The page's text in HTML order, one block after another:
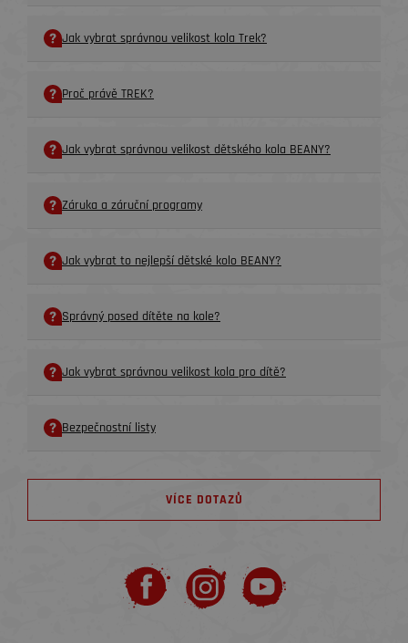
Jak vybrat správnou velikost kola Trek?
Proč právě TREK?
Jak vybrat správnou velikost dětského kola BEANY?
Záruka a záruční programy
Jak vybrat to nejlepší dětské kolo BEANY?
Správný posed dítěte na kole?
Jak vybrat správnou velikost kola pro dítě?
Bezpečnostní listy
VÍCE DOTAZŮ